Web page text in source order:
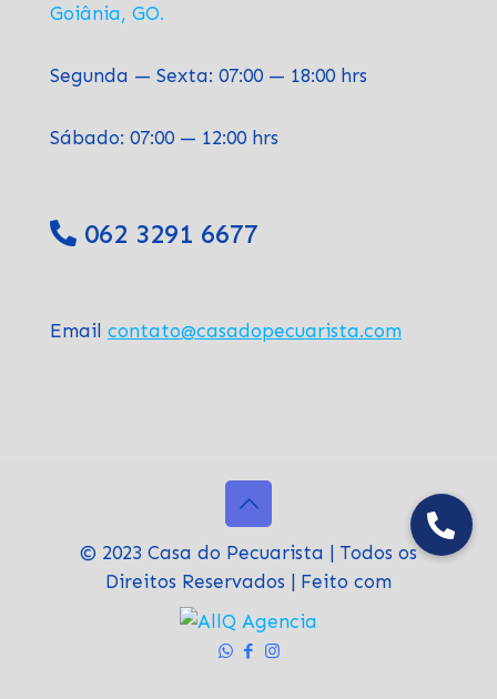
Goiânia, GO.
Segunda — Sexta: 07:00 — 18:00 hrs
Sábado: 07:00 — 12:00 hrs
062 3291 6677
Email contato@casadopecuarista.com
© 2023 Casa do Pecuarista | Todos os
Direitos Reservados | Feito com